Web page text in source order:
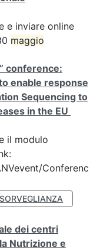
e inviare online
maggio
conference:
enable response
Sequencing to
in the EU
il modulo
Conferenc
SORVEGLIANZA
dei centri
Nutrizione e